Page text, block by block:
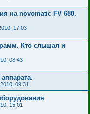
на novomatic FV 680.
17:03
Кто слышал и
08:43
09:31
15:01